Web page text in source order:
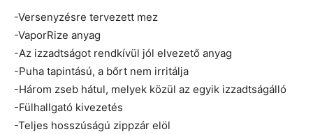
-Versenyzésre tervezett mez
-VaporRize anyag
-Az izzadtságot rendkívül jól elvezető anyag
-Puha tapintású, a bőrt nem irritálja
-Három zseb hátul, melyek közül az egyik izzadtságálló
-Fülhallgató kivezetés
-Teljes hosszúságú zippzár elöl